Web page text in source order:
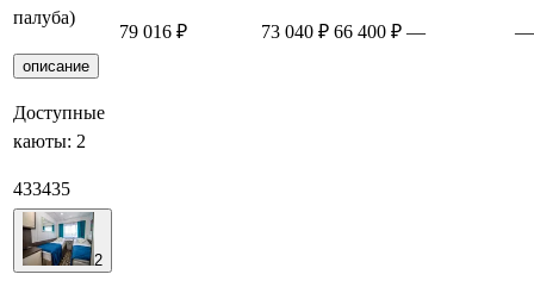
палуба)
описание
Доступные
каюты: 2
433435
79 016 ₽ 73 040 ₽ 66 400 ₽ — —
2